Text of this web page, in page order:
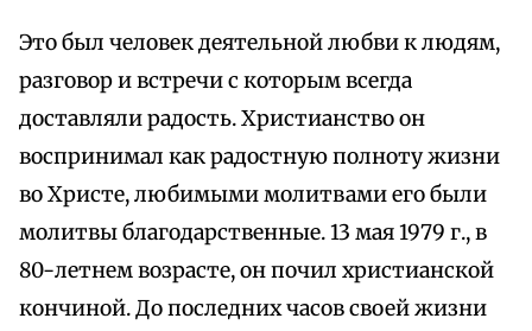
Это был человек деятельной любви к людям,
разговор и встречи с которым всегда
доставляли радость. Христианство он
воспринимал как радостную полноту жизни
во Христе, любимыми молитвами его были
молитвы благодарственные. 13 мая 1979 г., в
80-летнем возрасте, он почил христианской
кончиной. До последних часов своей жизни